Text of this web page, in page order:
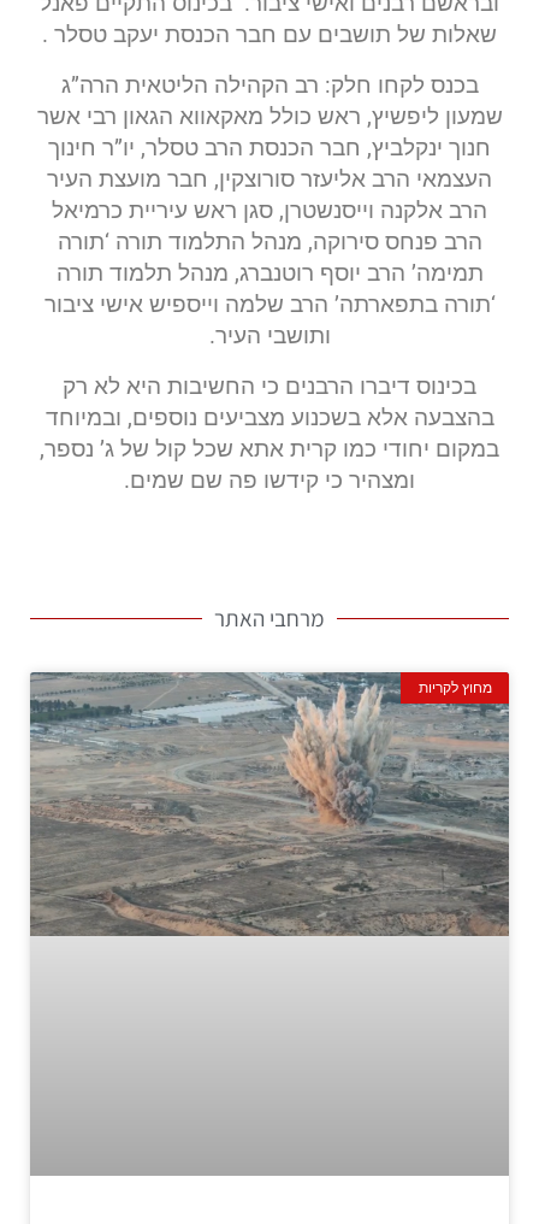
שאלות של תושבים עם חבר הכנסת יעקב טסלר .
בכנס לקחו חלק: רב הקהילה הליטאית הרה”ג
שמעון ליפשיץ, ראש כולל מאקאווא הגאון רבי אשר
חנוך ינקלביץ, חבר הכנסת הרב טסלר, יו”ר חינוך
העצמאי הרב אליעזר סורוצקין, חבר מועצת העיר
הרב אלקנה וייסנשטרן, סגן ראש עיריית כרמיאל
הרב פנחס סירוקה, מנהל התלמוד תורה ‘תורה
תמימה’ הרב יוסף רוטנברג, מנהל תלמוד תורה
‘תורה בתפארתה’ הרב שלמה וייספיש אישי ציבור
ותושבי העיר.
בכינוס דיברו הרבנים כי החשיבות היא לא רק
בהצבעה אלא בשכנוע מצביעים נוספים, ובמיוחד
במקום יחודי כמו קרית אתא שכל קול של ג’ נספר,
ומצהיר כי קידשו פה שם שמים.
מרחבי האתר
מחוץ לקריות